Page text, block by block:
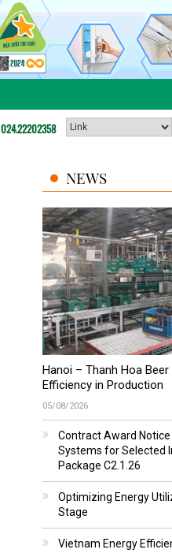
024.22202358
NEWS
Hanoi – Thanh Hoa
Efficiency in Production
05/08/2026
Contract Award
Systems for Selected
Package C2.1.26
Optimizing Energy
Stage
Vietnam Energy